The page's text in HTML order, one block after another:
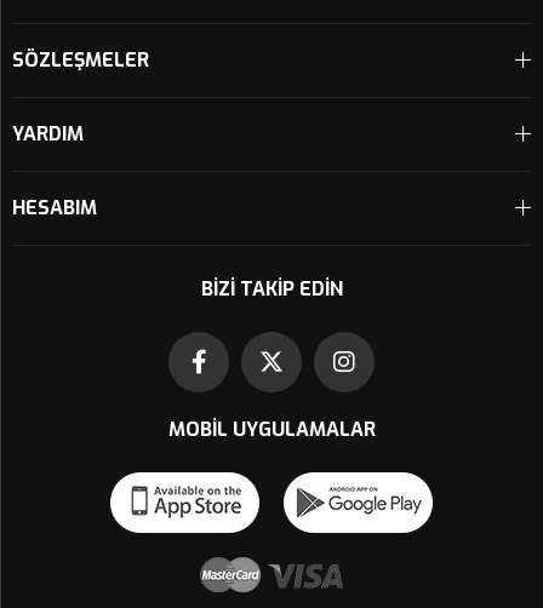
SÖZLEŞMELER
YARDIM
HESABIM
BIZI TAKIP EDIN
MOBIL UYGULAMALAR